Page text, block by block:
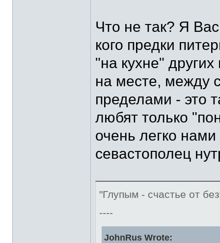
Что не так? Я
кого предки
"на кухне"
на месте, между
пределами - это
любят только
очень легко
севастополец
"Глупым - счастье от
----
JohnRus Wrote: